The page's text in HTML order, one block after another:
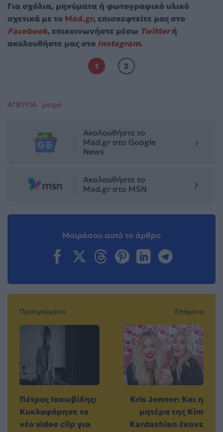
Για σχόλια, μηνύματα ή φωτογραφικό υλικό
σχετικά με το Mad.gr, επισκεφτείτε μας στο
Facebook, επικοινωνήστε μέσω Twitterή
ακολουθήστε μας στο Instagram.
1 2
ΑΠΕΡΓΙΑ μετρό
Ακολουθήστε το
Mad.gr στο Google
News
Ακολουθήστε το
Mad.gr στο MSN
Μοιράσου αυτό το άρθρο
Προηγούμενο
Πέτρος Ιακωβίδης:
Κυκλοφόρησε το
νέο video clip για
Επόμενο
Kris Jenner: Και η
μητέρα της Kim
Kardashian έκανε